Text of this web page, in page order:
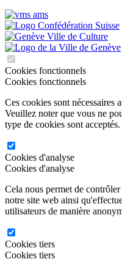
Cookies fonctionnels
Cookies fonctionnels
Ces cookies sont nécessaires
Veuillez noter que vous ne
type de cookies sont acceptés.
Cookies d'analyse
Cookies d'analyse
Cela nous permet de
notre site web ainsi
utilisateurs de manière
Cookies tiers
Cookies tiers